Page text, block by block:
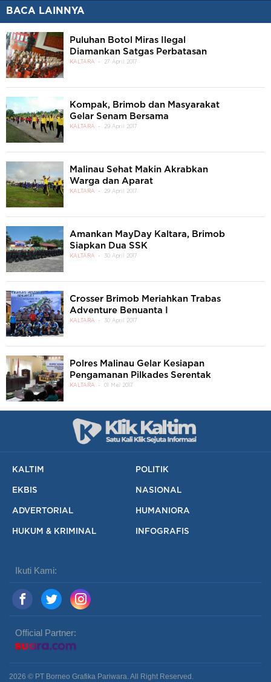
BACA LAINNYA
Puluhan Botol Miras Ilegal
Diamankan Satgas Perbatasan
KALTARA 27 April 2017
Kompak, Brimob dan Masyarakat
Gelar Senam Bersama
KALTARA 29 April 2017
Malinau Sehat Makin Akrabkan
Warga dan Aparat
KALTARA 29 April 2017
Amankan MayDay Kaltara, Brimob
Siapkan Dua SSK
KALTARA 30 April 2017
Crosser Brimob Meriahkan Trabas
Adventure Benuanta I
KALTARA 30 April 2017
Polres Malinau Gelar Kesiapan
Pengamanan Pilkades Serentak
KALTARA 01 Mei 2017
KALTIM POLITIK
EKBIS NASIONAL
ADVERTORIAL HUMANIORA
HUKUM & KRIMINAL INFOGRAFIS
Ikuti Kami:
Official Partner:
2026 © PT Borneo Grafika Pariwara. All Right Reserved.